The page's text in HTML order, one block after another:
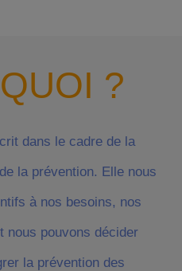
?
dans le cadre de la
la prévention. Elle nous
à nos besoins, nos
nous pouvons décider
la prévention des